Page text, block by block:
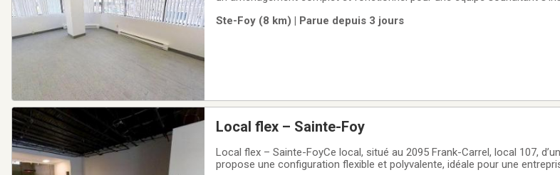
individuel, les rencontres
Ste-Foy (8 km) | Parue depuis 3 jours
Local flex – Sainte-Foy
Local flex – Sainte-FoyCe local, situé au 2095 Frank-Carrel, local 107,
propose une configuration flexible et polyvalente, idéale pour une